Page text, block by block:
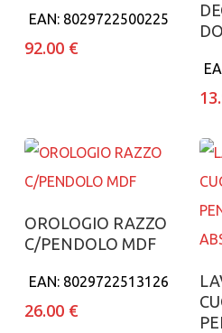
EAN: 8029722500225
92.00 €
Aggiungi al carrello
OROLOGIO RAZZO
C/PENDOLO MDF
EAN: 8029722513126
26.00 €